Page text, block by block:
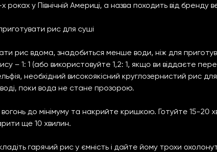
роках у Північній Америці, а назва походить від бренду
рис для суші
рис вдома, знадобиться менше води, ніж для
– 1: 1 (або використовуйте 1,2: 1, якщо ви віддаєте
необхідний високоякісний круглозернистий рис
поки вода не стане прозорою.
до мінімуму та накрийте кришкою. Готуйте 15-20
ще 10 хвилин.
гарячий рис у ємність і дайте йому трохи